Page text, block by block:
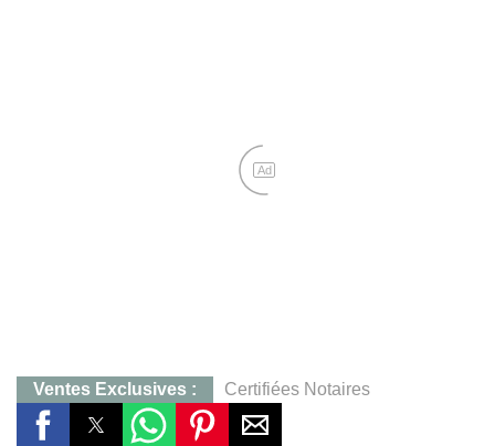
Ad
Ventes Exclusives :
Certifiées Notaires
CONTACT :
0707283405, M. KOFFI